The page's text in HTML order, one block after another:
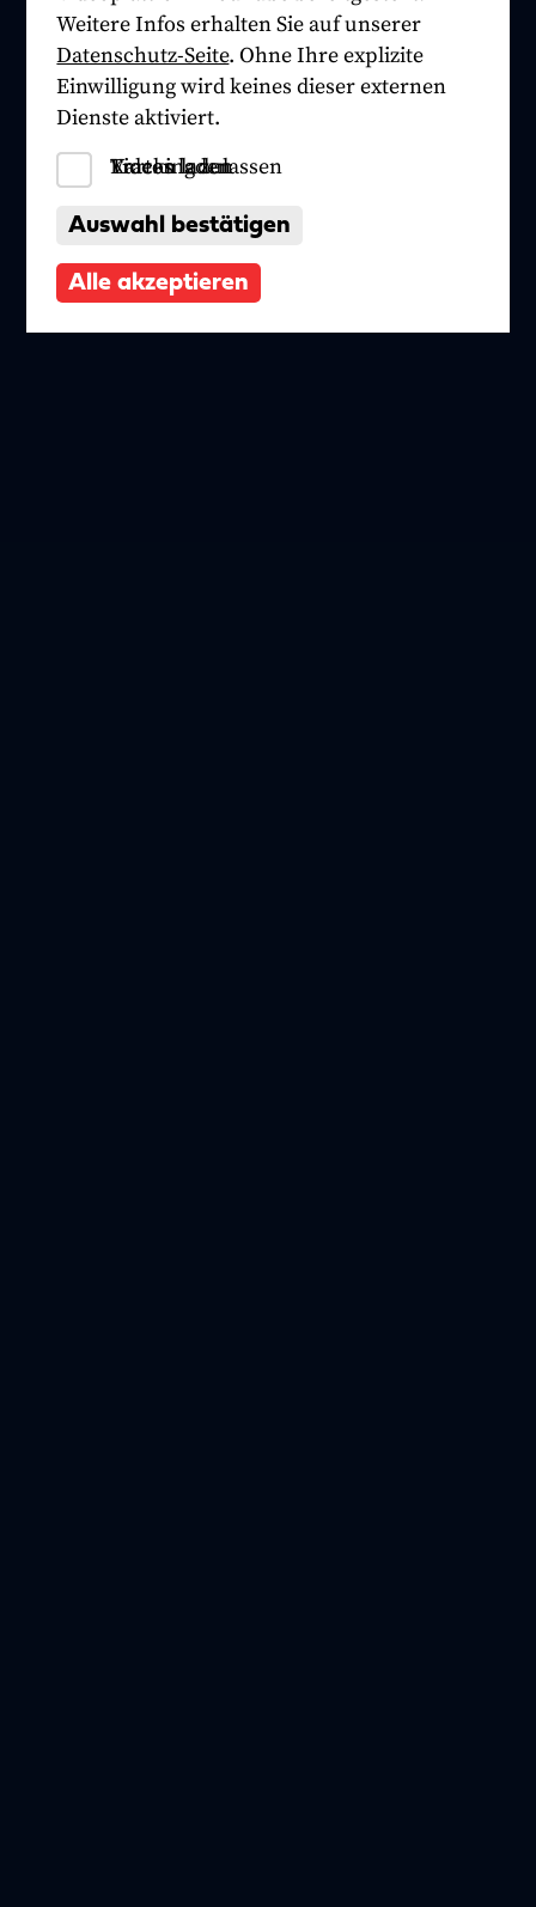
Weitere Infos erhalten Sie auf unserer
Datenschutz-Seite. Ohne Ihre explizite
Einwilligung wird keines dieser externen
Dienste aktiviert.
Tracking zulassen
Videos laden
Karten laden
Auswahl bestätigen
Alle akzeptieren